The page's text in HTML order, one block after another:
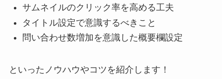
サムネイルのクリック率を高める工夫
タイトル設定で意識するべきこと
問い合わせ数増加を意識した概要欄設定
といったノウハウやコツを紹介します！